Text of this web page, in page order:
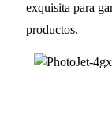
exquisita para
productos.